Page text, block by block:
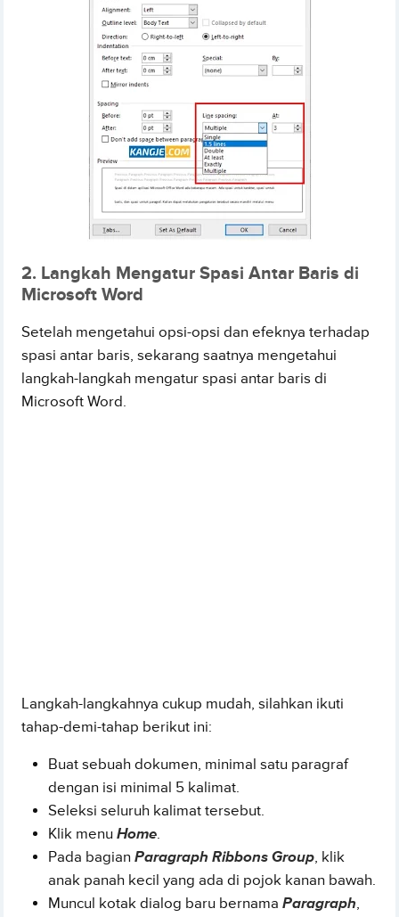
2. Langkah Mengatur Spasi Antar Baris di
Microsoft Word
Setelah mengetahui opsi-opsi dan efeknya terhadap
spasi antar baris, sekarang saatnya mengetahui
langkah-langkah mengatur spasi antar baris di
Microsoft Word.
Langkah-langkahnya cukup mudah, silahkan ikuti
tahap-demi-tahap berikut ini:
Buat sebuah dokumen, minimal satu paragraf
dengan isi minimal 5 kalimat.
Seleksi seluruh kalimat tersebut.
Klik menuHome.
Pada bagianParagraph Ribbons Group, klik
anak panah kecil yang ada di pojok kanan bawah.
Muncul kotak dialog baru bernamaParagraph,